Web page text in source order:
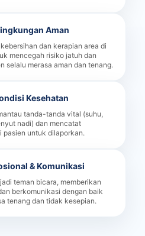
Aman
dan kerapian area di
mencegah risiko jatuh dan
selalu merasa aman dan tenang.
Kesehatan
tanda-tanda vital (suhu,
nadi) dan mencatat
pasien untuk dilaporkan.
& Komunikasi
teman bicara, memberikan
berkomunikasi dengan baik
tenang dan tidak kesepian.